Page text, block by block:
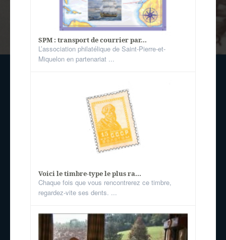
SPM : transport de courrier par...
L’association philatélique de Saint-Pierre-et-
Miquelon en partenariat ...
Voici le timbre-type le plus ra...
Chaque fois que vous rencontrerez ce timbre,
regardez-vite ses dents. ...